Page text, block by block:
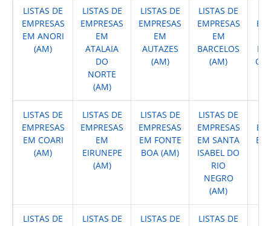
LISTAS DE
EMPRESAS
EM ANORI
(AM)
LISTAS DE
EMPRESAS
EM
ATALAIA
DO
NORTE
(AM)
LISTAS DE
EMPRESAS
EM
AUTAZES
(AM)
LISTAS DE
EMPRESAS
EM
BARCELOS
(AM)
LISTAS DE
EMPRESAS
EM COARI
(AM)
LISTAS DE
EMPRESAS
EM
EIRUNEPE
(AM)
LISTAS DE
EMPRESAS
EM FONTE
BOA (AM)
LISTAS DE
EMPRESAS
EM SANTA
ISABEL DO
RIO
NEGRO
(AM)
EM
LISTAS DE
LISTAS DE
LISTAS DE
LISTAS DE